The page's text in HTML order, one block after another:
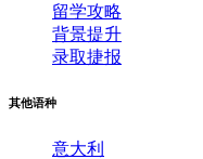
留学攻略
背景提升
录取捷报
其他语种
意大利